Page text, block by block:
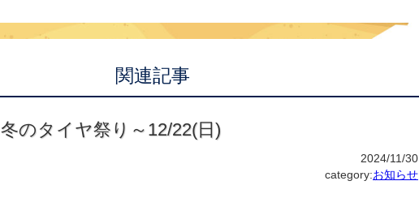
関連記事
冬のタイヤ祭り～12/22(日)
2024/11/30
category:お知らせ